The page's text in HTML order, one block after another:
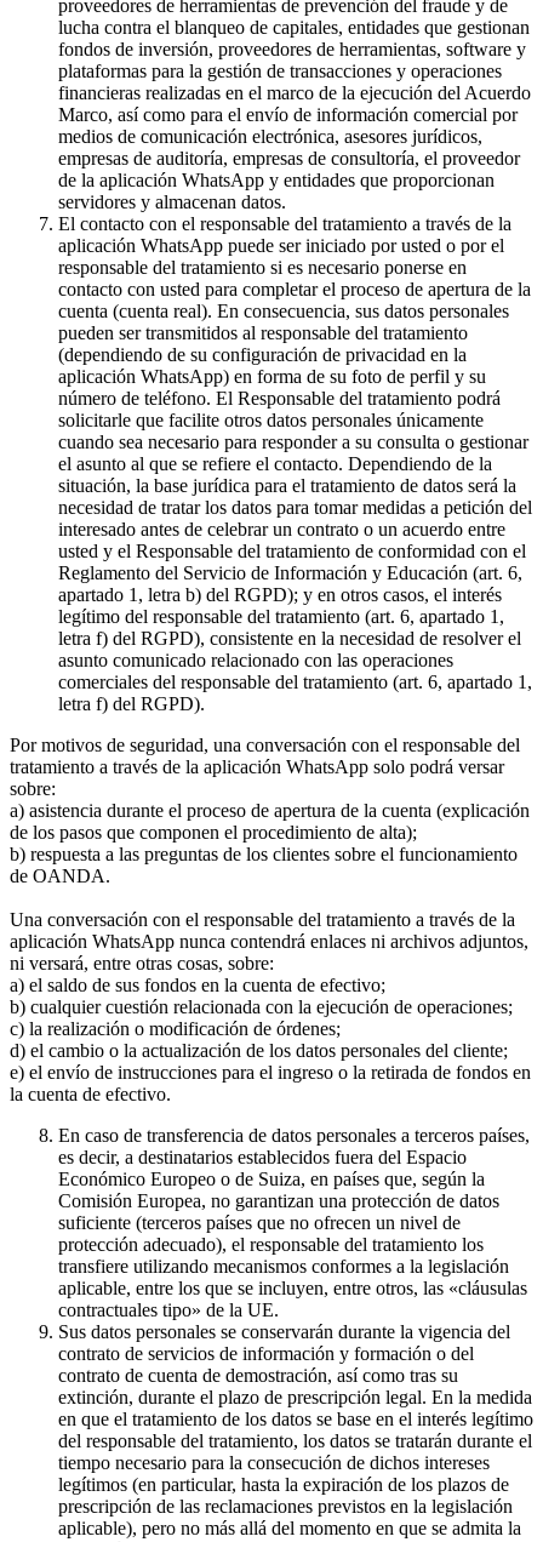
proveedores de herramientas de prevención del fraude y de
lucha contra el blanqueo de capitales, entidades que gestionan
fondos de inversión, proveedores de herramientas, software y
plataformas para la gestión de transacciones y operaciones
financieras realizadas en el marco de la ejecución del Acuerdo
Marco, así como para el envío de información comercial por
medios de comunicación electrónica, asesores jurídicos,
empresas de auditoría, empresas de consultoría, el proveedor
de la aplicación WhatsApp y entidades que proporcionan
servidores y almacenan datos.
El contacto con el responsable del tratamiento a través de la
aplicación WhatsApp puede ser iniciado por usted o por el
responsable del tratamiento si es necesario ponerse en
contacto con usted para completar el proceso de apertura de la
cuenta (cuenta real). En consecuencia, sus datos personales
pueden ser transmitidos al responsable del tratamiento
(dependiendo de su configuración de privacidad en la
aplicación WhatsApp) en forma de su foto de perfil y su
número de teléfono. El Responsable del tratamiento podrá
solicitarle que facilite otros datos personales únicamente
cuando sea necesario para responder a su consulta o gestionar
el asunto al que se refiere el contacto. Dependiendo de la
situación, la base jurídica para el tratamiento de datos será la
necesidad de tratar los datos para tomar medidas a petición del
interesado antes de celebrar un contrato o un acuerdo entre
usted y el Responsable del tratamiento de conformidad con el
Reglamento del Servicio de Información y Educación (art. 6,
apartado 1, letra b) del RGPD); y en otros casos, el interés
legítimo del responsable del tratamiento (art. 6, apartado 1,
letra f) del RGPD), consistente en la necesidad de resolver el
asunto comunicado relacionado con las operaciones
comerciales del responsable del tratamiento (art. 6, apartado 1,
letra f) del RGPD).
Por motivos de seguridad, una conversación con el responsable del
tratamiento a través de la aplicación WhatsApp solo podrá versar
sobre:
a) asistencia durante el proceso de apertura de la cuenta (explicación
de los pasos que componen el procedimiento de alta);
b) respuesta a las preguntas de los clientes sobre el funcionamiento
de OANDA.
Una conversación con el responsable del tratamiento a través de la
aplicación WhatsApp nunca contendrá enlaces ni archivos adjuntos,
ni versará, entre otras cosas, sobre:
a) el saldo de sus fondos en la cuenta de efectivo;
b) cualquier cuestión relacionada con la ejecución de operaciones;
c) la realización o modificación de órdenes;
d) el cambio o la actualización de los datos personales del cliente;
e) el envío de instrucciones para el ingreso o la retirada de fondos en
la cuenta de efectivo.
En caso de transferencia de datos personales a terceros países,
es decir, a destinatarios establecidos fuera del Espacio
Económico Europeo o de Suiza, en países que, según la
Comisión Europea, no garantizan una protección de datos
suficiente (terceros países que no ofrecen un nivel de
protección adecuado), el responsable del tratamiento los
transfiere utilizando mecanismos conformes a la legislación
aplicable, entre los que se incluyen, entre otros, las «cláusulas
contractuales tipo» de la UE.
Sus datos personales se conservarán durante la vigencia del
contrato de servicios de información y formación o del
contrato de cuenta de demostración, así como tras su
extinción, durante el plazo de prescripción legal. En la medida
en que el tratamiento de los datos se base en el interés legítimo
del responsable del tratamiento, los datos se tratarán durante el
tiempo necesario para la consecución de dichos intereses
legítimos (en particular, hasta la expiración de los plazos de
prescripción de las reclamaciones previstos en la legislación
aplicable), pero no más allá del momento en que se admita la